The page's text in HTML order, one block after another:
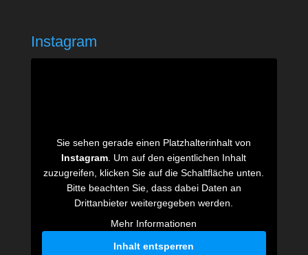
Instagram
Sie sehen gerade einen Platzhalterinhalt von
Instagram. Um auf den eigentlichen Inhalt
zuzugreifen, klicken Sie auf die Schaltfläche unten.
Bitte beachten Sie, dass dabei Daten an
Drittanbieter weitergegeben werden.
Mehr Informationen
Inhalt entsperren